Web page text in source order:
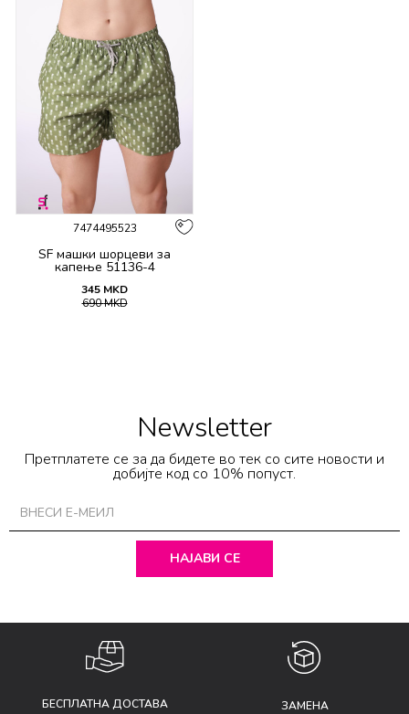
7474495523
SF машки шорцеви за
капење 51136-4
345 MKD
690MKD
Newsletter
Претплатете се за да бидете во тек со сите новости и
добијте код со 10% попуст.
НАЈАВИ СЕ
БЕСПЛАТНА ДОСТАВА ЗАМЕНА